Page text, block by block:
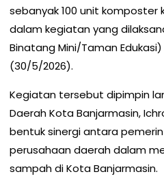
sebanyak 100 unit
dalam kegiatan yang
Binatang Mini/Taman
(30/5/2026).
Kegiatan tersebut dipimpin
Daerah Kota Banjarmasin,
bentuk sinergi antara
perusahaan daerah dalam
sampah di Kota Banjarmasin.